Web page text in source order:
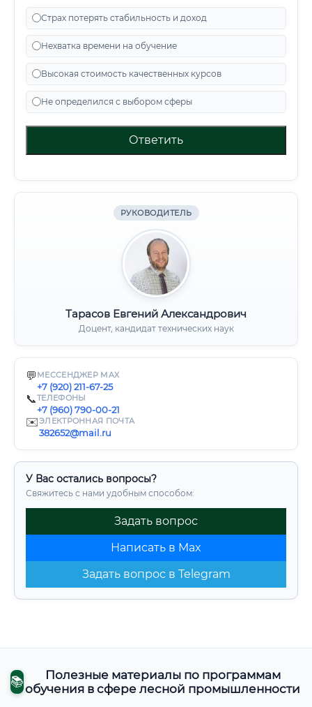
Страх потерять стабильность и доход
Нехватка времени на обучение
Высокая стоимость качественных курсов
Не определился с выбором сферы
Ответить
РУКОВОДИТЕЛЬ
Тарасов Евгений Александрович
Доцент, кандидат технических наук
💬 МЕССЕНДЖЕР MAX
+7 (920) 211-67-25
📞ТЕЛЕФОНЫ
+7 (960) 790-00-21
✉️ЭЛЕКТРОННАЯ ПОЧТА
382652@mail.ru
У Вас остались вопросы?
Свяжитесь с нами удобным способом:
Задать вопрос
Написать в Max
Задать вопрос в Telegram
📚
Полезные материалы по программам
обучения в сфере лесной промышленности